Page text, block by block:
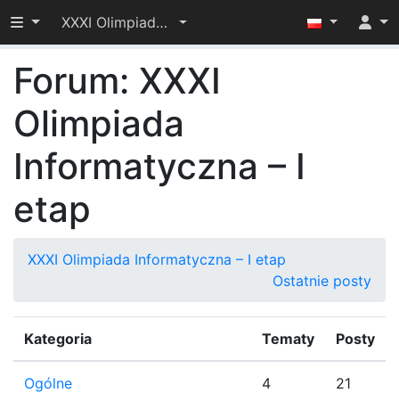
Przełącz widoczność menu
XXXI Olimpiada Informatyczna – I etap
Forum: XXXI
Olimpiada
Informatyczna – I
etap
XXXI Olimpiada Informatyczna – I etap
Ostatnie posty
Kategoria Tematy Posty
Ogólne 4 21